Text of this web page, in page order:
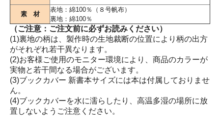
素 材
表地：綿100％（８号帆布）
裏地：綿100％
（ご注意：ご注文前に必ずお読みください）
(1)裏地の柄は、製作時の生地裁断の位置により柄の出方
がそれぞれ若干異なります。
(2)お客様ご使用のモニター環境により、商品のカラーが
実物と若干間なる場合がございます。
(3)ブックカバー 新書本サイズには本は付属しておりませ
ん。
(4)ブックカバーを水に濡らしたり、高温多湿の場所に放
置しないようご注意ください。